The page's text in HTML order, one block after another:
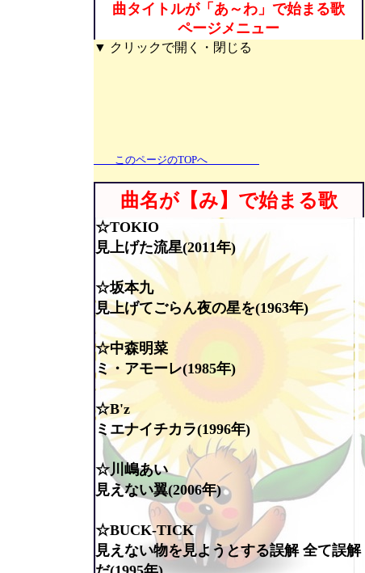
曲タイトルが「あ～わ」で始まる歌
ページメニュー
▼ クリックで開く・閉じる
このページのTOPへ
曲名が【み】で始まる歌
☆TOKIO
見上げた流星(2011年)
☆坂本九
見上げてごらん夜の星を(1963年)
☆中森明菜
ミ・アモーレ(1985年)
☆B'z
ミエナイチカラ(1996年)
☆川嶋あい
見えない翼(2006年)
☆BUCK-TICK
見えない物を見ようとする誤解 全て誤解